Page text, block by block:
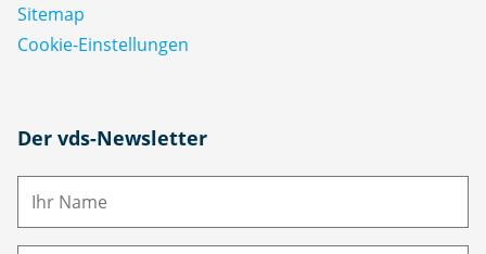
Sitemap
Cookie-Einstellungen
Der vds-Newsletter
N
M